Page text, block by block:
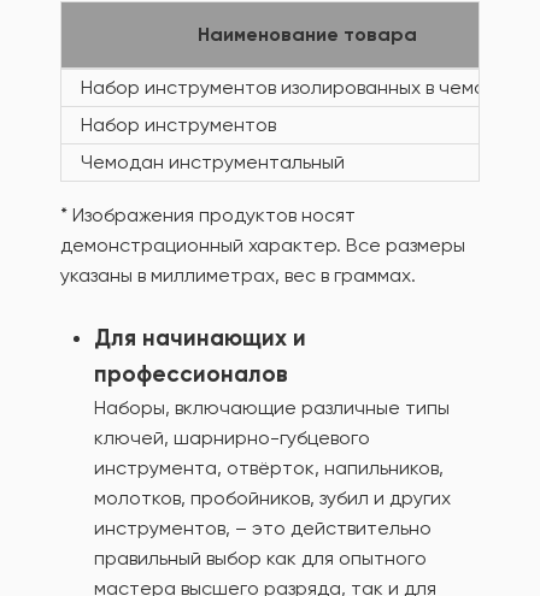
Наименование товара
Набор инструментов изолированных в чемодане
Набор инструментов
Чемодан инструментальный
* Изображения продуктов носят
демонстрационный характер. Все размеры
указаны в миллиметрах, вес в граммах.
Для начинающих и
профессионалов
Наборы, включающие различные типы
ключей, шарнирно-губцевого
инструмента, отвёрток, напильников,
молотков, пробойников, зубил и других
инструментов, – это действительно
правильный выбор как для опытного
мастера высшего разряда, так и для